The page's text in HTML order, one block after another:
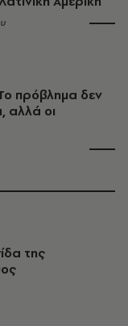
πρόβλημα δεν
αλλά οι
της